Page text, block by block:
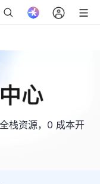
栈资源，0 成本开